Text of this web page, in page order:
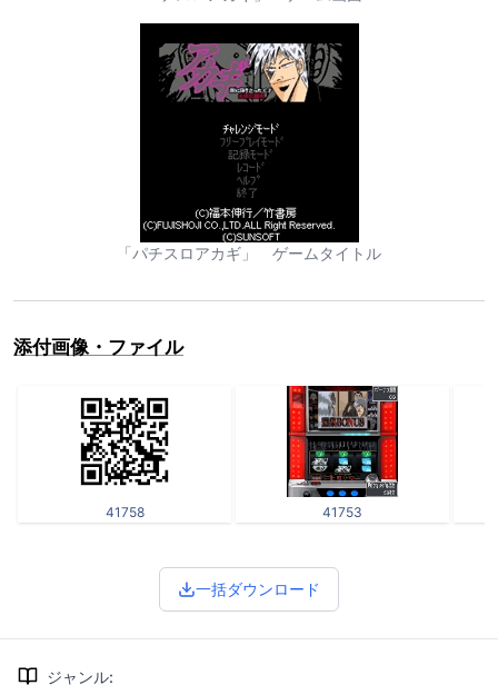
「パチスロアカギ」 ゲームタイトル
添付画像・ファイル
41758 41753
一括ダウンロード
ジャンル: